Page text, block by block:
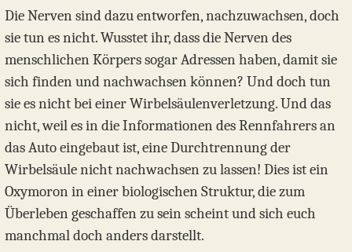
Die Nerven sind dazu entworfen, nachzuwachsen, doch
sie tun es nicht. Wusstet ihr, dass die Nerven des
menschlichen Körpers sogar Adressen haben, damit sie
sich finden und nachwachsen können? Und doch tun
sie es nicht bei einer Wirbelsäulenverletzung. Und das
nicht, weil es in die Informationen des Rennfahrers an
das Auto eingebaut ist, eine Durchtrennung der
Wirbelsäule nicht nachwachsen zu lassen! Dies ist ein
Oxymoron in einer biologischen Struktur, die zum
Überleben geschaffen zu sein scheint und sich euch
manchmal doch anders darstellt.